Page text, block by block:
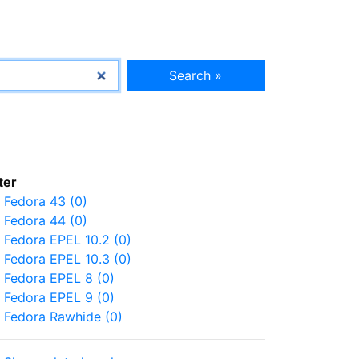
Search »
Fedora 43 (0)
Fedora 44 (0)
Fedora EPEL 10.2 (0)
Fedora EPEL 10.3 (0)
Fedora EPEL 8 (0)
Fedora EPEL 9 (0)
Fedora Rawhide (0)